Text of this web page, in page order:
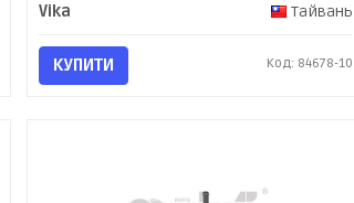
Vika
Тайвань
КУПИТИ Код: 84678-10